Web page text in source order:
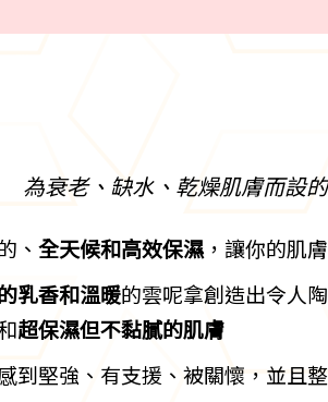
為衰老、缺水、乾燥肌膚而設
、 全天候和高效保濕，讓你的肌
乳香和溫暖的雲呢拿創造出令人
超保濕但不黏膩的肌膚
到堅強、有支援、被關懷，並且